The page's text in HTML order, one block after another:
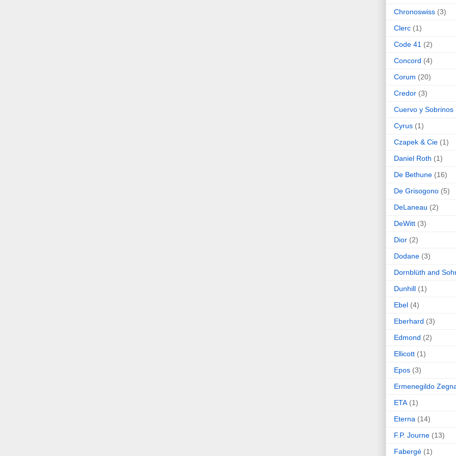
Chronoswiss (3)
Clerc (1)
Code 41 (2)
Concord (4)
Corum (20)
Credor (3)
Cuervo y Sobrinos
Cyrus (1)
Czapek & Cie (1)
Daniel Roth (1)
De Bethune (16)
De Grisogono (5)
DeLaneau (2)
DeWitt (3)
Dior (2)
Dodane (3)
Dornblüth and
Dunhill (1)
Ebel (4)
Eberhard (3)
Edmond (2)
Ellicott (1)
Epos (3)
Ermenegildo
ETA (1)
Eterna (14)
F.P. Journe (13)
Fabergé (1)